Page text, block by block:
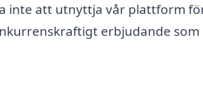
inte att utnyttja vår plattform
erbjudande som